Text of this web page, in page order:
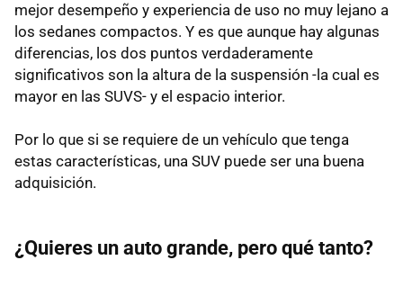
mejor desempeño y experiencia de uso no muy lejano a
los sedanes compactos. Y es que aunque hay algunas
diferencias, los dos puntos verdaderamente
significativos son la altura de la suspensión -la cual es
mayor en las SUVS- y el espacio interior.
Por lo que si se requiere de un vehículo que tenga
estas características, una SUV puede ser una buena
adquisición.
¿Quieres un auto grande, pero qué tanto?